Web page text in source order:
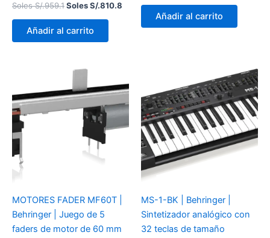
Soles S/.959.1Soles S/.810.8
Añadir al carrito
Añadir al carrito
MOTORES FADER MF60T |
Behringer | Juego de 5
faders de motor de 60 mm
MS-1-BK | Behringer |
Sintetizador analógico con
32 teclas de tamaño